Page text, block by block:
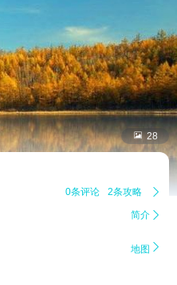
 28
0条评论 2条攻略 
简介 
地图 